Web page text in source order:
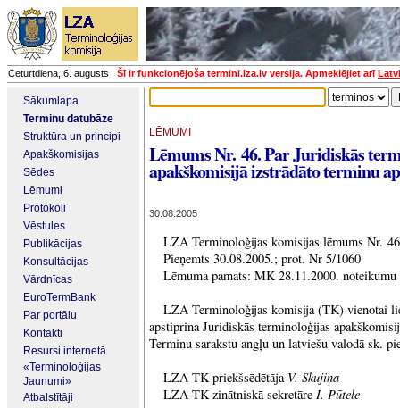
Ceturtdiena, 6. augusts Šī ir funkcionējoša termini.lza.lv versija. Apmeklējiet arī
Sākumlapa
Terminu datubāze
Struktūra un principi
Apakškomisijas
Sēdes
Lēmumi
Protokoli
Vēstules
Publikācijas
Konsultācijas
Vārdnīcas
EuroTermBank
Par portālu
Kontakti
Resursi internetā
«Terminoloģijas
Jaunumi»
Atbalstītāji
LĒMUMI
Lēmums Nr. 46. Par Juridiskās
apakškomisijā izstrādāto terminu
30.08.2005
LZA Terminoloģijas komisijas lēmums Nr.
Pieņemts 30.08.2005.; prot. Nr 5/1060
Lēmuma pamats: MK 28.11.2000.
LZA Terminoloģijas komisija (TK) vienotai
apstiprina Juridiskās terminoloģijas
Terminu sarakstu angļu un latviešu valodā sk.
LZA TK priekšsēdētāja V. Skujiņa
LZA TK zinātniskā sekretāre I. Pūtele